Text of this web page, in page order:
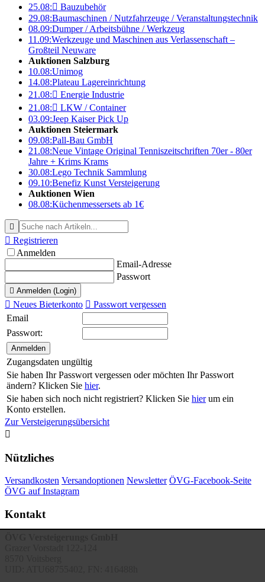
25.08: Bauzubehör
29.08:Baumaschinen / Nutzfahrzeuge / Veranstaltungstechnik
08.09:Dumper / Arbeitsbühne / Werkzeug
11.09:Werkzeuge und Maschinen aus Verlassenschaft –
Großteil Neuware
Auktionen Salzburg
10.08:Unimog
14.08:Plateau Lagereinrichtung
21.08: Energie Industrie
21.08: LKW / Container
03.09:Jeep Kaiser Pick Up
Auktionen Steiermark
09.08:Pall-Bau GmbH
21.08:Neue Vintage Original Tenniszeitschriften 70er - 80er
Jahre + Krims Krams
30.08:Lego Technik Sammlung
09.10:Benefiz Kunst Versteigerung
Auktionen Wien
08.08:Küchenmessersets ab 1€

 Registrieren
Anmelden
Email-Adresse
Passwort
 Anmelden (Login)
 Neues Bieterkonto  Passwort vergessen
Email
Passwort:
Zugangsdaten ungültig
Sie haben Ihr Passwort vergessen oder möchten Ihr Passwort
ändern? Klicken Sie hier.
Sie haben sich noch nicht registriert? Klicken Sie hierum ein
Konto erstellen.
Zur Versteigerungsübersicht

Nützliches
Versandkosten Versandoptionen Newsletter ÖVG-Facebook-Seite
ÖVG auf Instagram
Kontakt